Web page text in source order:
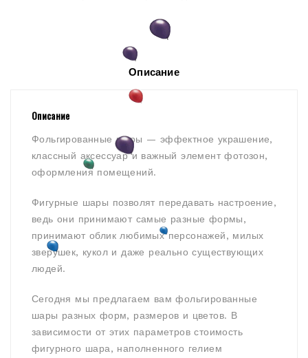
Описание
Описание
Фольгированные шары — эффектное украшение,
классный аксессуар и важный элемент фотозон,
оформления помещений.
Фигурные шары позволят передавать настроение,
ведь они принимают самые разные формы,
принимают облик любимых персонажей, милых
зверушек, кукол и даже реально существующих
людей.
Сегодня мы предлагаем вам фольгированные
шары разных форм, размеров и цветов. В
зависимости от этих параметров стоимость
фигурного шара, наполненного гелием